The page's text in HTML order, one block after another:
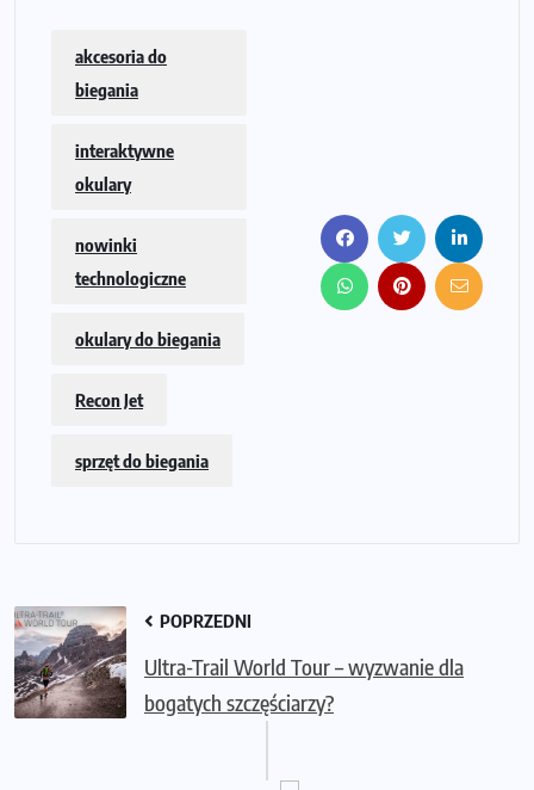
akcesoria do
biegania
interaktywne
okulary
nowinki
technologiczne
okulary do biegania
Recon Jet
sprzęt do biegania
POPRZEDNI
Ultra-Trail World Tour – wyzwanie dla
bogatych szczęściarzy?